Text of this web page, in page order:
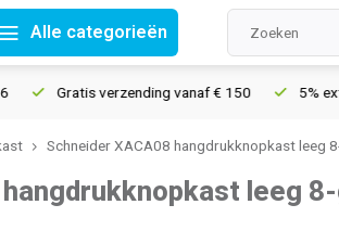
Alle categorieën
Gratis verzending vanaf € 150 5% extra
Schneider XACA08 hangdrukknopkast leeg
leeg